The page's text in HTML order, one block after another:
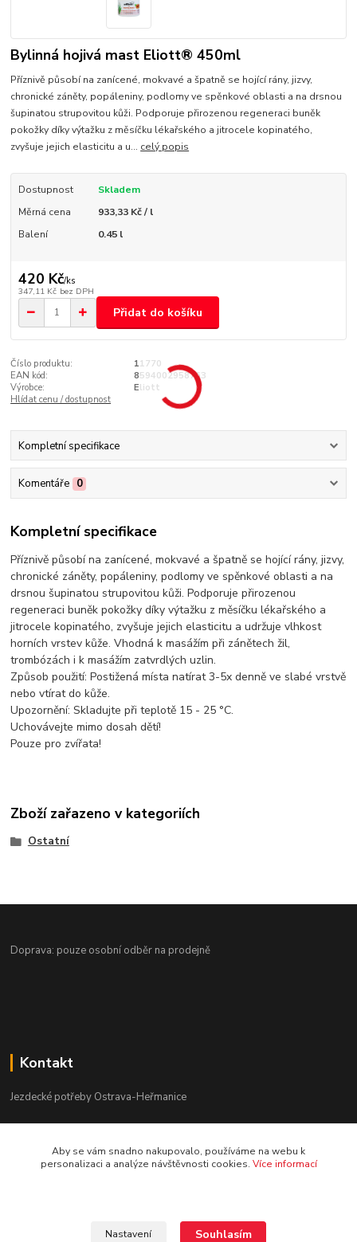
Bylinná hojivá mast Eliott® 450ml
Příznivě působí na zanícené, mokvavé a špatně se hojící rány, jizvy,
chronické záněty, popáleniny, podlomy ve spěnkové oblasti a na drsnou
šupinatou strupovitou kůži. Podporuje přirozenou regeneraci buněk
pokožky díky výtažku z měsíčku lékařského a jitrocele kopinatého,
zvyšuje jejich elasticitu a u... celý popis
Dostupnost
Skladem
Měrná cena
933,33 Kč / l
Balení
0.45 l
420 Kč/ks
347,11 Kč bez DPH
Přidat do košíku
Číslo produktu:
11770
EAN kód:
8594002958763
Výrobce:
Eliott
Hlídat cenu / dostupnost
Kompletní specifikace
Komentáře 0
Kompletní specifikace
Příznivě působí na zanícené, mokvavé a špatně se hojící rány, jizvy,
chronické záněty, popáleniny, podlomy ve spěnkové oblasti a na
drsnou šupinatou strupovitou kůži. Podporuje přirozenou
regeneraci buněk pokožky díky výtažku z měsíčku lékařského a
jitrocele kopinatého, zvyšuje jejich elasticitu a udržuje vlhkost
horních vrstev kůže. Vhodná k masážím při zánětech žil,
trombózách i k masážím zatvrdlých uzlin.
Způsob použití: Postižená místa natírat 3-5x denně ve slabé vrstvě
nebo vtírat do kůže.
Upozornění: Skladujte při teplotě 15 - 25 °C.
Uchovávejte mimo dosah dětí!
Pouze pro zvířata!
Zboží zařazeno v kategoriích
Ostatní
Doprava: pouze osobní odběr na prodejně
Kontakt
Jezdecké potřeby Ostrava-Heřmanice
Po-Pá 9:30 - 17:30
Aby se vám snadno nakupovalo, používáme na webu k
personalizaci a analýze návštěvnosti cookies. Více informací
Nastavení Souhlasím